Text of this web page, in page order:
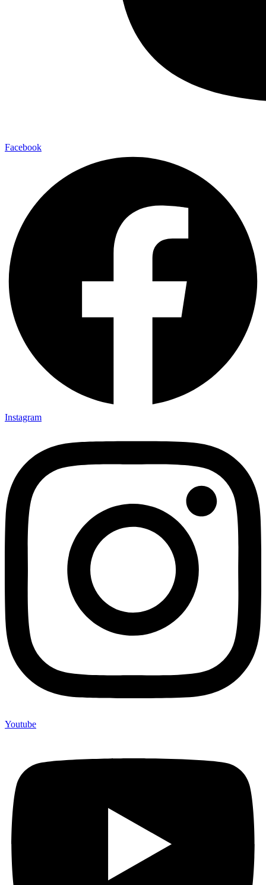
Facebook
Instagram
Youtube